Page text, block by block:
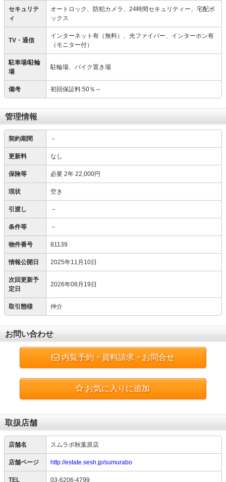
セキュリテ
ィ
オートロック、防犯カメラ、24時間セキュリティー、宅配ボ
ックス
TV・通信
インターネット有（無料）、光ファイバー、インターホン有
（モニター付）
駐車場/駐輪
場
駐輪場、バイク置き場
備考 初回保証料:50％～
管理情報
契約期間 －
更新料 なし
保険等 必要 2年 22,000円
現状 空き
引渡し －
条件等 －
物件番号 81139
情報公開日 2025年11月10日
次回更新予
定日
2026年08月19日
取引態様 仲介
お問い合わせ
内覧予約・資料請求・お問合せ
お気に入りに追加
取扱店舗
店舗名 スムラボ秋葉原店
店舗ページ http://estate.sesh.jp/sumurabo
TEL 03-6206-4799